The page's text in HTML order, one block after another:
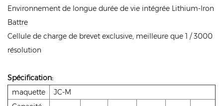
Environnement de longue durée de vie intégrée Lithium-Iron
Battre
Cellule de charge de brevet exclusive, meilleure que 1 / 3000
résolution
Spécification:
maquette
JC-M